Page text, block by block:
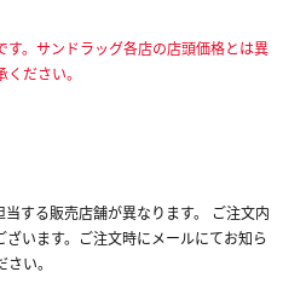
。サンドラッグ各店の店頭価格とは異
ださい。
する販売店舗が異なります。 ご注文内
います。ご注文時にメールにてお知ら
い。